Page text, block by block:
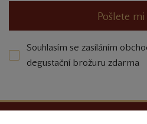
Pošlete
Souhlasím se zasíláním
degustační brožuru zdarma